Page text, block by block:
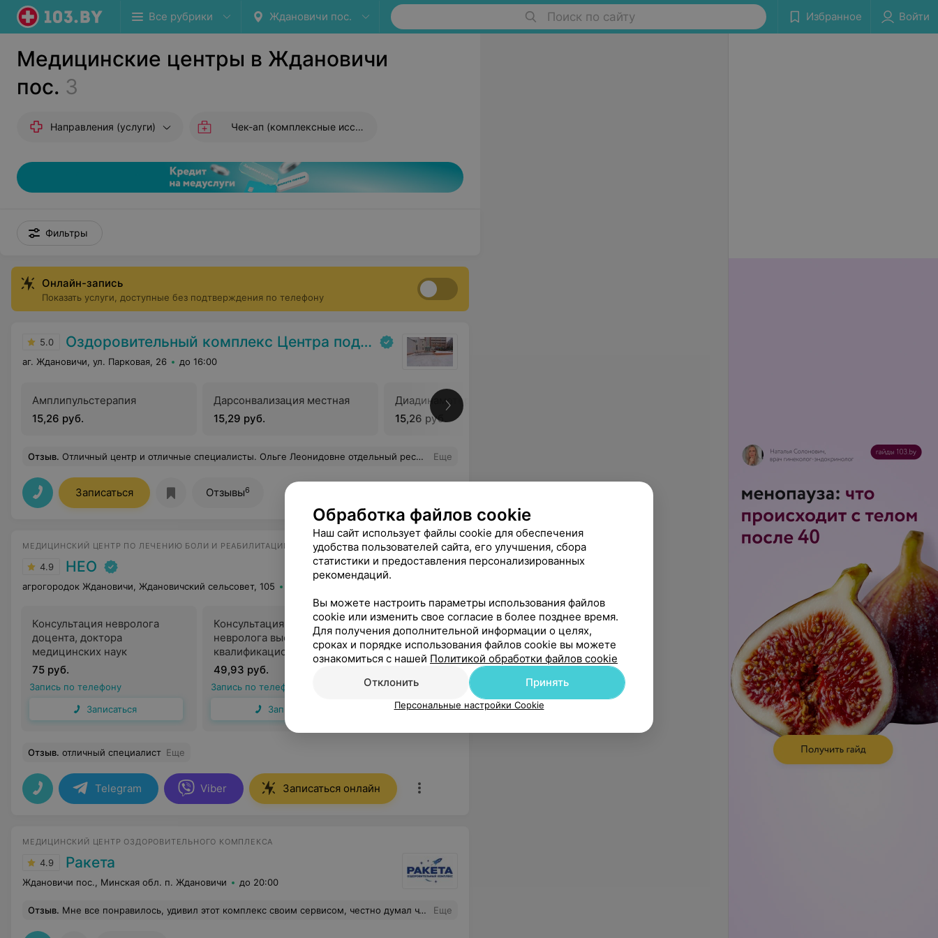
Все рубрики Ждановичи пос. Поиск по сайту Избранное Войти
Медицинские центры в Ждановичи
пос. 3
Направления (услуги) Чек-ап (комплексные исследования)
Фильтры
Онлайн-запись
Показать услуги, доступные без подтверждения по телефону
5.0 Оздоровительный комплекс Центра подготовки кадров Минлесхоза
аг. Ждановичи, ул. Парковая, 26 до 16:00
Амплипульстерапия
15,26 руб.
Дарсонвализация местная
15,29 руб.
Диадинамотерапия
15,26 руб.
Отзыв. Отличный центр и отличные специалисты. Ольге Леонидовне отдельный респект. Еще
Записаться Отзывы6
МЕДИЦИНСКИЙ ЦЕНТР ПО ЛЕЧЕНИЮ БОЛИ И РЕАБИЛИТАЦИИ
4.9 НЕО
агрогородок Ждановичи, Ждановичский сельсовет, 105
Консультация невролога
доцента, доктора
медицинских наук
75 руб.
Запись по телефону
Записаться
Консультация врача
невролога высшей
квалификационной категории
49,93 руб.
Запись по телефону
Записаться
Консультация врача
невролога первой
квалификационной категории
Запись по телефону
Записаться
Консультация врача
невролога второй
квалификационной категории
42,93 руб.
Запись по телефону
Ударно-волновая терапия
экстракорпоральная (в
неврологии)
69,50 руб.
Запись по телефону
Записаться
Отзыв. отличный специалист Еще
Telegram Viber Записаться онлайн
МЕДИЦИНСКИЙ ЦЕНТР ОЗДОРОВИТЕЛЬНОГО КОМПЛЕКСА
4.9 Ракета
Ждановичи пос., Минская обл. п. Ждановичи до 20:00
Отзыв. Мне все понравилось, удивил этот комплекс своим сервисом, честно думал что там СССР а после посещения остались только положительные впечатления. Футбол, бассейн, баня, тренажерка, оздоровление с проживанием. Рекомендую! Еще
Обработка файлов cookie
Наш сайт использует файлы cookie для обеспечения
удобства пользователей сайта, его улучшения, сбора
статистики и предоставления персонализированных
рекомендаций.
Вы можете настроить параметры использования файлов
cookie или изменить свое согласие в более позднее время.
Для получения дополнительной информации о целях,
сроках и порядке использования файлов cookie вы можете
ознакомиться с нашей Политикой обработки файлов cookie
Отклонить
Принять
Персональные настройки Cookie